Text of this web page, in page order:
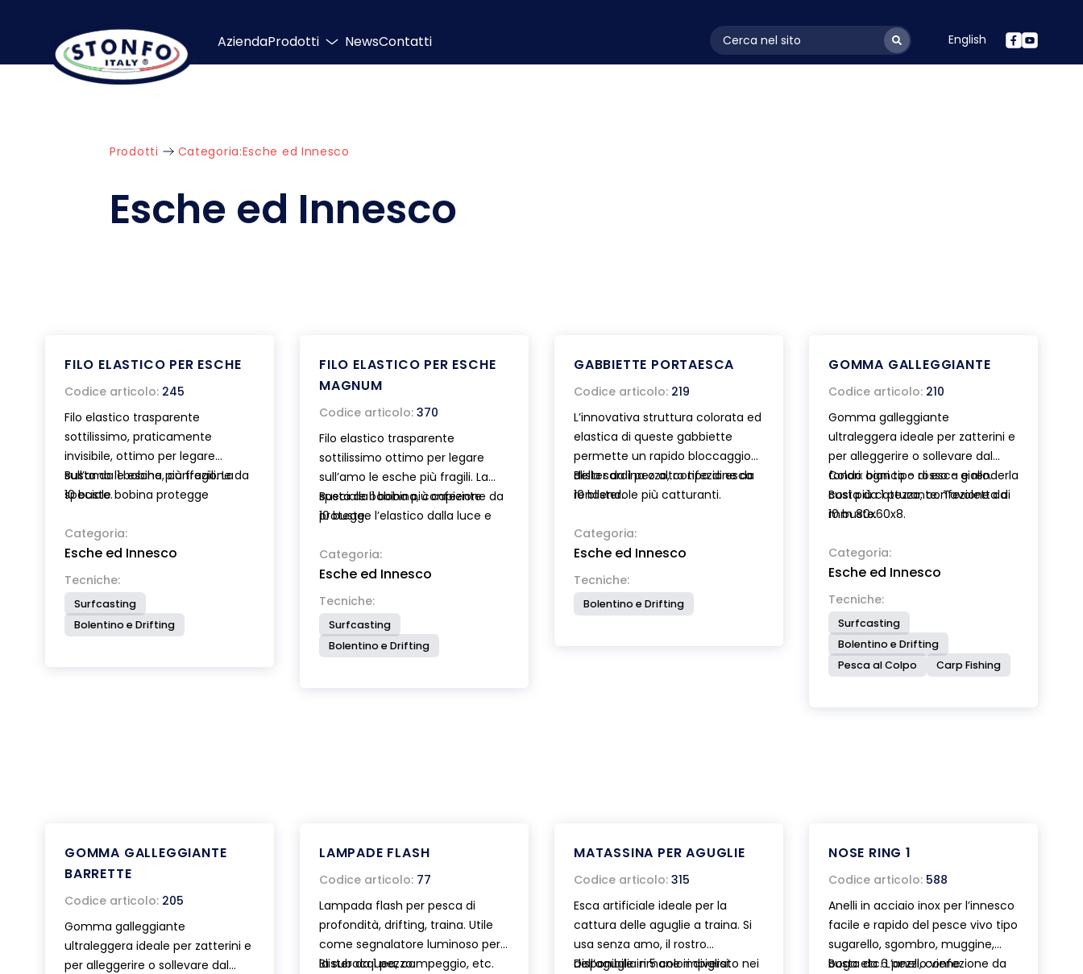
AziendaProdotti NewsContatti layoutSearchLabel English
Prodotti Categoria:Esche ed Innesco
Esche ed Innesco
FILO ELASTICO PER ESCHE
Codice articolo: 245
Filo elastico trasparente
sottilissimo, praticamente
invisibile, ottimo per legare
sull’amo le esche più fragili. La
speciale bobina protegge
e ne rende più agevole l’impiego.
Disponibile in 3 misure.
Busta da 1 bobina, confezione da
10 buste.
Categoria:
Esche ed Innesco
Tecniche:
Surfcasting
Bolentino e Drifting
FILO ELASTICO PER ESCHE
MAGNUM
Codice articolo: 370
Filo elastico trasparente
sottilissimo ottimo per legare
sull’amo le esche più fragili. La
speciale bobina più capiente
protegge l’elastico dalla luce e
misure.
Busta da 1 bobina, confezione da
10 buste.
Categoria:
Esche ed Innesco
Tecniche:
Surfcasting
Bolentino e Drifting
GABBIETTE PORTAESCA
Codice articolo: 219
L’innovativa struttura colorata ed
elastica di queste gabbiette
permette un rapido bloccaggio
della sardina o altro tipo di esca
rendendole più catturanti.
con peso fisso o intercambiabile.
Colori assortiti.
Blister da 1 pezzo, confezione da
10 blister.
Categoria:
Esche ed Innesco
Tecniche:
Bolentino e Drifting
GOMMA GALLEGGIANTE
Codice articolo: 210
Gomma galleggiante
ultraleggera ideale per zatterini e
per alleggerire o sollevare dal
fondo ogni tipo di esca e renderla
così più catturante. Tavoletta di
mm 80x60x8.
Colori: bianco - rosso - giallo.
Busta da 1 pezzo, confezione da
10 buste.
Categoria:
Esche ed Innesco
Tecniche:
Surfcasting
Bolentino e Drifting
Pesca al Colpo
Carp Fishing
GOMMA GALLEGGIANTE
BARRETTE
Codice articolo: 205
Gomma galleggiante
ultraleggera ideale per zatterini e
per alleggerire o sollevare dal
LAMPADE FLASH
Codice articolo: 77
Lampada flash per pesca di
profondità, drifting, traina. Utile
come segnalatore luminoso per
la subacquea, campeggio, etc.
Blister da 1 pezzo.
MATASSINA PER AGUGLIE
Codice articolo: 315
Esca artificiale ideale per la
cattura delle aguglie a traina. Si
usa senza amo, il rostro
dell’aguglia rimane impigliato nei
Disponibile in 5 colori diversi:
NOSE RING 1
Codice articolo: 588
Anelli in acciaio inox per l’innesco
facile e rapido del pesce vivo tipo
sugarello, sgombro, muggine,
boga etc. L’anello viene
Busta da 6 pezzi, confezione da